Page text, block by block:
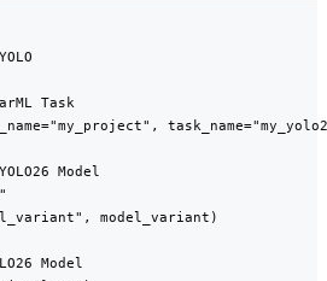
Task
Model
model_variant)
Model